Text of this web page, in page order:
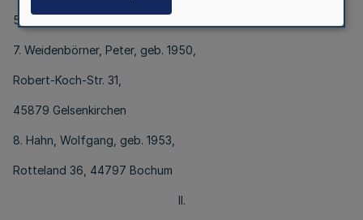
59069 Hamm
7. Weidenbörner, Peter, geb. 1950,
Robert-Koch-Str. 31,
45879 Gelsenkirchen
8. Hahn, Wolfgang, geb. 1953,
Rotteland 36, 44797 Bochum
II.